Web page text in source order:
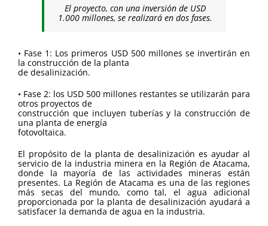
El proyecto, con una inversión de USD
1.000 millones, se realizará en dos fases.
• Fase 1: Los primeros USD 500 millones se invertirán en
la construcción de la planta
de desalinización.
• Fase 2: los USD 500 millones restantes se utilizarán para
otros proyectos de
construcción que incluyen tuberías y la construcción de
una planta de energía
fotovoltaica.
El propósito de la planta de desalinización es ayudar al
servicio de la industria minera en la Región de Atacama,
donde la mayoría de las actividades mineras están
presentes. La Región de Atacama es una de las regiones
más secas del mundo, como tal, el agua adicional
proporcionada por la planta de desalinización ayudará a
satisfacer la demanda de agua en la industria.